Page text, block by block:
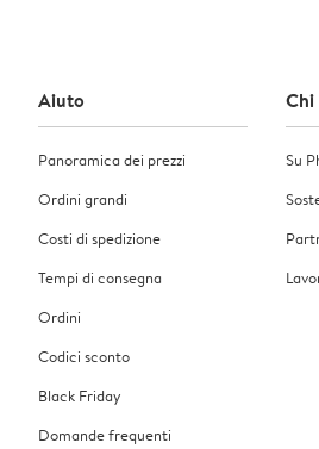
Aiuto
Panoramica dei prezzi
Ordini grandi
Costi di spedizione
Tempi di consegna
Ordini
Codici sconto
Black Friday
Domande frequenti
Chi
Su